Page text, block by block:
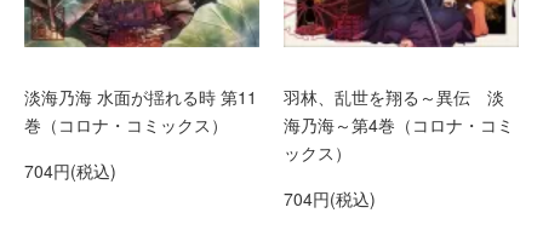
淡海乃海 水面が揺れる時 第11
巻（コロナ・コミックス）
704円(税込)
羽林、乱世を翔る～異伝 淡
海乃海～第4巻（コロナ・コミ
ックス）
704円(税込)